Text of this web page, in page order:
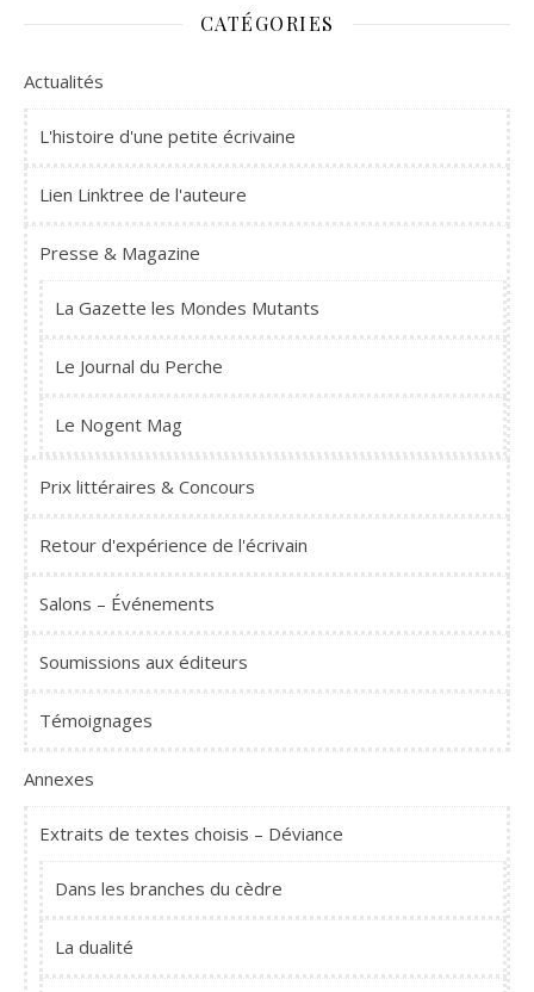
CATÉGORIES
Actualités
L'histoire d'une petite écrivaine
Lien Linktree de l'auteure
Presse & Magazine
La Gazette les Mondes Mutants
Le Journal du Perche
Le Nogent Mag
Prix littéraires & Concours
Retour d'expérience de l'écrivain
Salons – Événements
Soumissions aux éditeurs
Témoignages
Annexes
Extraits de textes choisis – Déviance
Dans les branches du cèdre
La dualité